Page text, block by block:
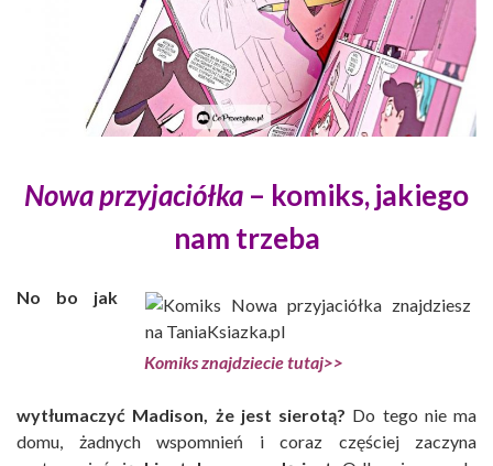
Nowa przyjaciółka – komiks, jakiego
nam trzeba
Komiks znajdziecie tutaj>>
No bo jak
wytłumaczyć Madison, że jest sierotą? Do tego nie ma
domu, żadnych wspomnień i coraz częściej zaczyna